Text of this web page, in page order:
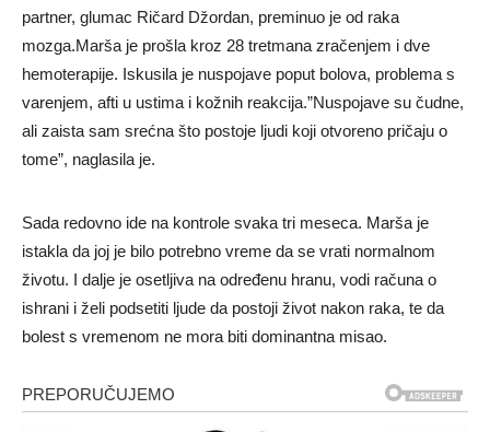
partner, glumac Ričard Džordan, preminuo je od raka
mozga.Marša je prošla kroz 28 tretmana zračenjem i dve
hemoterapije. Iskusila je nuspojave poput bolova, problema s
varenjem, afti u ustima i kožnih reakcija.”Nuspojave su čudne,
ali zaista sam srećna što postoje ljudi koji otvoreno pričaju o
tome”, naglasila je.
Sada redovno ide na kontrole svaka tri meseca. Marša je
istakla da joj je bilo potrebno vreme da se vrati normalnom
životu. I dalje je osetljiva na određenu hranu, vodi računa o
ishrani i želi podsetiti ljude da postoji život nakon raka, te da
bolest s vremenom ne mora biti dominantna misao.